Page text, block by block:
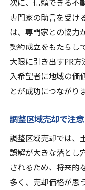
次に、信頼できる不
専門家の助言を受け
は、専門家との協力
契約成立をもたらし
大限に引き出すPR
入希望者に地域の価
とが成功につながり
調整区域売却で注
調整区域売却では、
誤解が大きな落とし
されるため、将来的
多く、売却価格が思